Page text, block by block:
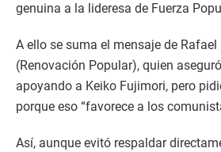
genuina a la lideresa de Fuerza
A ello se suma el mensaje de
(Renovación Popular), quien
apoyando a Keiko Fujimori, pero
porque eso “favorece a los
Así, aunque evitó respaldar